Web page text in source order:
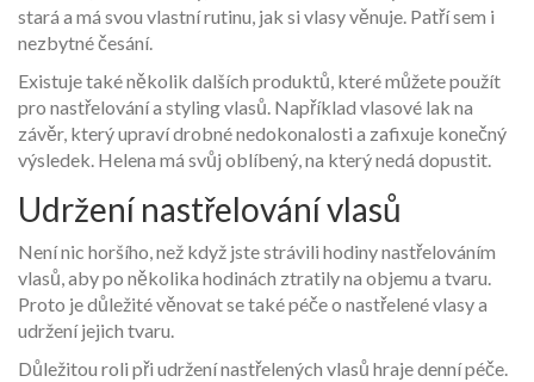
stará a má svou vlastní rutinu, jak si vlasy věnuje. Patří sem i
nezbytné česání.
Existuje také několik dalších produktů, které můžete použít
pro nastřelování a styling vlasů. Například vlasové lak na
závěr, který upraví drobné nedokonalosti a zafixuje konečný
výsledek. Helena má svůj oblíbený, na který nedá dopustit.
Udržení nastřelování vlasů
Není nic horšího, než když jste strávili hodiny nastřelováním
vlasů, aby po několika hodinách ztratily na objemu a tvaru.
Proto je důležité věnovat se také péče o nastřelené vlasy a
udržení jejich tvaru.
Důležitou roli při udržení nastřelených vlasů hraje denní péče.